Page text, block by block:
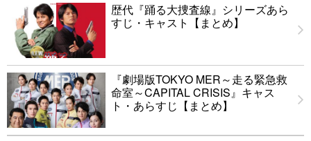
歴代『踊る大捜査線』シリーズあら
すじ・キャスト【まとめ】
『劇場版TOKYO MER～走る緊急救
命室～CAPITAL CRISIS』キャス
ト・あらすじ【まとめ】